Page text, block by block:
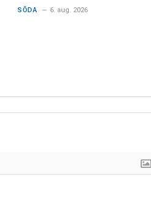
SÕDA 6. aug. 2026